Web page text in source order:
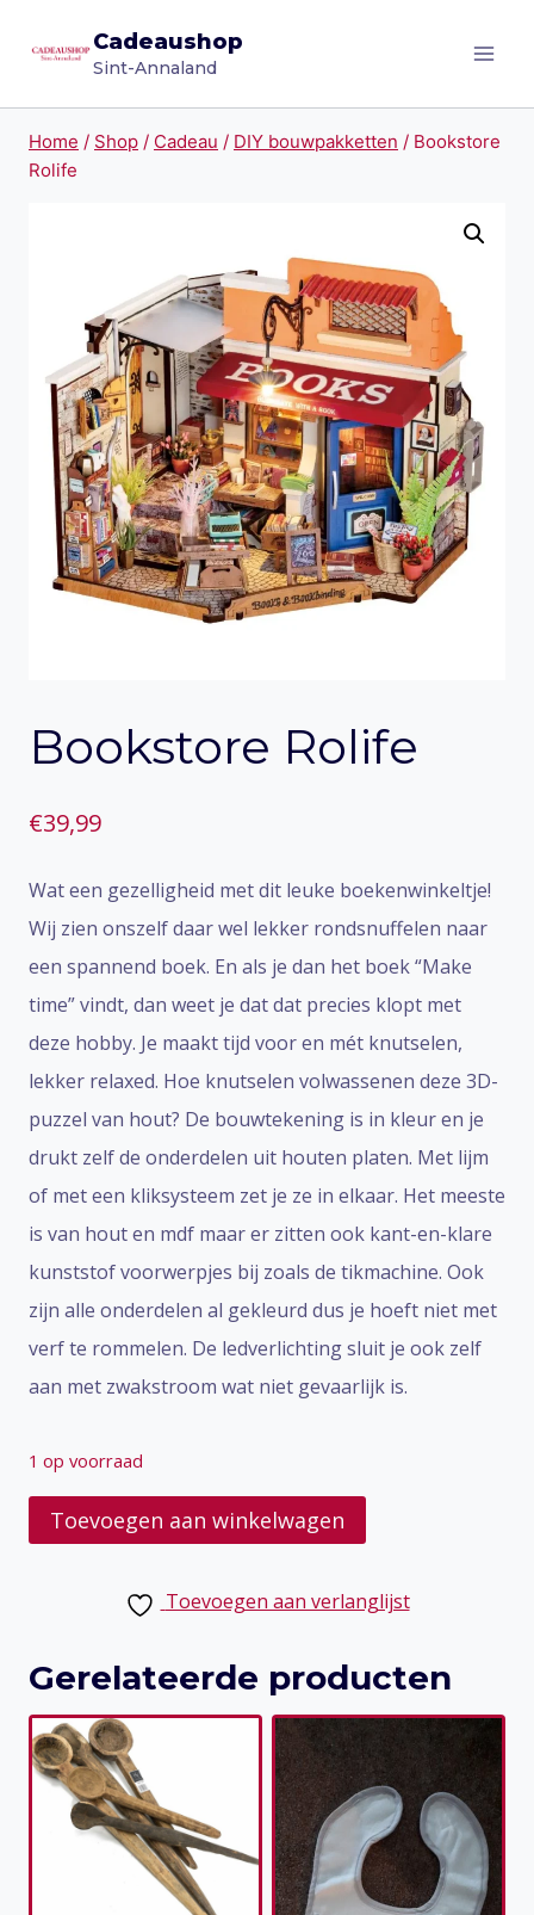
naar
Cadeaushop
Sint-Annaland
Home / Shop / Cadeau / DIY bouwpakketten / Bookstore
Rolife
Bookstore Rolife
€39,99
Wat een gezelligheid met dit leuke boekenwinkeltje!
Wij zien onszelf daar wel lekker rondsnuffelen naar
een spannend boek. En als je dan het boek “Make
time” vindt, dan weet je dat dat precies klopt met
deze hobby. Je maakt tijd voor en mét knutselen,
lekker relaxed. Hoe knutselen volwassenen deze 3D-
puzzel van hout? De bouwtekening is in kleur en je
drukt zelf de onderdelen uit houten platen. Met lijm
of met een kliksysteem zet je ze in elkaar. Het meeste
is van hout en mdf maar er zitten ook kant-en-klare
kunststof voorwerpjes bij zoals de tikmachine. Ook
zijn alle onderdelen al gekleurd dus je hoeft niet met
verf te rommelen. De ledverlichting sluit je ook zelf
aan met zwakstroom wat niet gevaarlijk is.
1 op voorraad
Bookstore
Rolife
Toevoegen aan winkelwagen
Toevoegen aan verlanglijst
Gerelateerde producten